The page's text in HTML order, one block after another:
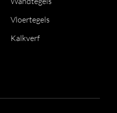
Vloertegels
Kalkverf